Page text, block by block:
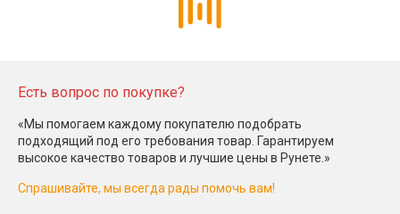
Есть вопрос по покупке?
«Мы помогаем каждому покупателю подобрать
подходящий под его требования товар. Гарантируем
высокое качество товаров и лучшие цены в Рунете.»
Спрашивайте, мы всегда рады помочь вам!